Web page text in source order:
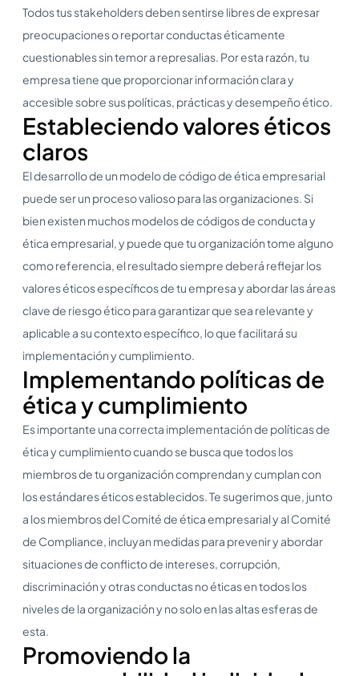
Todos tus stakeholders deben sentirse libres de expresar
preocupaciones o reportar conductas éticamente
cuestionables sin temor a represalias. Por esta razón, tu
empresa tiene que proporcionar información clara y
accesible sobre sus políticas, prácticas y desempeño ético.
Estableciendo valores éticos
claros
El desarrollo de un modelo de código de ética empresarial
puede ser un proceso valioso para las organizaciones. Si
bien existen muchos modelos de códigos de conducta y
ética empresarial, y puede que tu organización tome alguno
como referencia, el resultado siempre deberá reflejar los
valores éticos específicos de tu empresa y abordar las áreas
clave de riesgo ético para garantizar que sea relevante y
aplicable a su contexto específico, lo que facilitará su
implementación y cumplimiento.
Implementando políticas de
ética y cumplimiento
Es importante una correcta implementación de políticas de
ética y cumplimiento cuando se busca que todos los
miembros de tu organización comprendan y cumplan con
los estándares éticos establecidos. Te sugerimos que, junto
a los miembros del Comité de ética empresarial y al Comité
de Compliance, incluyan medidas para prevenir y abordar
situaciones de conflicto de intereses, corrupción,
discriminación y otras conductas no éticas en todos los
niveles de la organización y no solo en las altas esferas de
esta.
Promoviendo la